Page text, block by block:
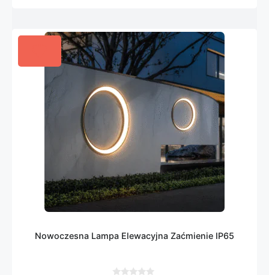
Nowoczesna Lampa Elewacyjna Zaćmienie IP65